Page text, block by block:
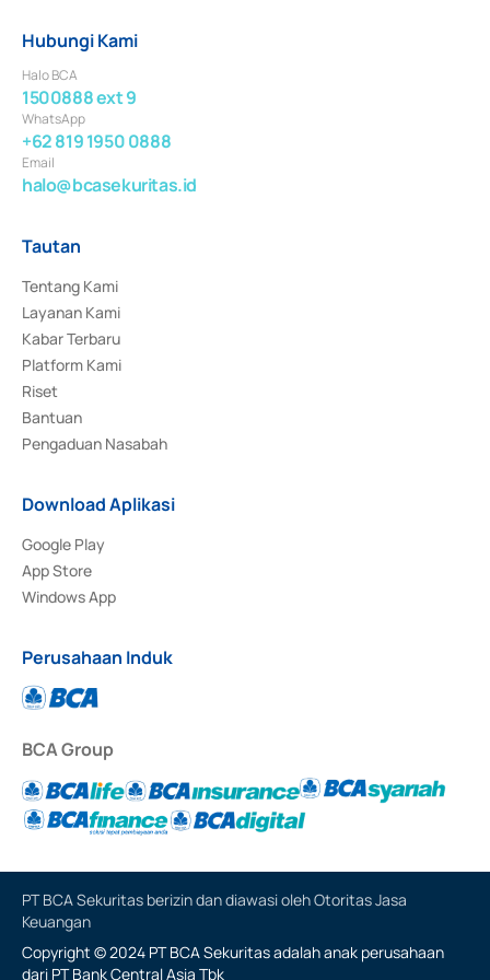
Hubungi Kami
Halo BCA
1500888 ext 9
WhatsApp
+62 819 1950 0888
Email
halo@bcasekuritas.id
Tautan
Tentang Kami
Layanan Kami
Kabar Terbaru
Platform Kami
Riset
Bantuan
Pengaduan Nasabah
Download Aplikasi
Google Play
App Store
Windows App
Perusahaan Induk
BCA Group
PT BCA Sekuritas berizin dan diawasi oleh Otoritas Jasa
Keuangan
Copyright © 2024 PT BCA Sekuritas adalah anak perusahaan
dari PT Bank Central Asia Tbk